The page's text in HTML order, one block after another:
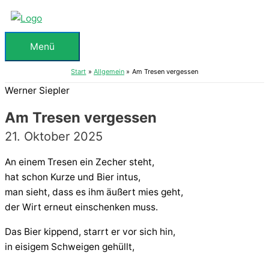
Zum
Inhalt
springenMenü
Menü
Start Allgemein Am Tresen vergessen
Werner Siepler
Am Tresen vergessen
21. Oktober 2025
An einem Tresen ein Zecher steht,
hat schon Kurze und Bier intus,
man sieht, dass es ihm äußert mies geht,
der Wirt erneut einschenken muss.
Das Bier kippend, starrt er vor sich hin,
in eisigem Schweigen gehüllt,